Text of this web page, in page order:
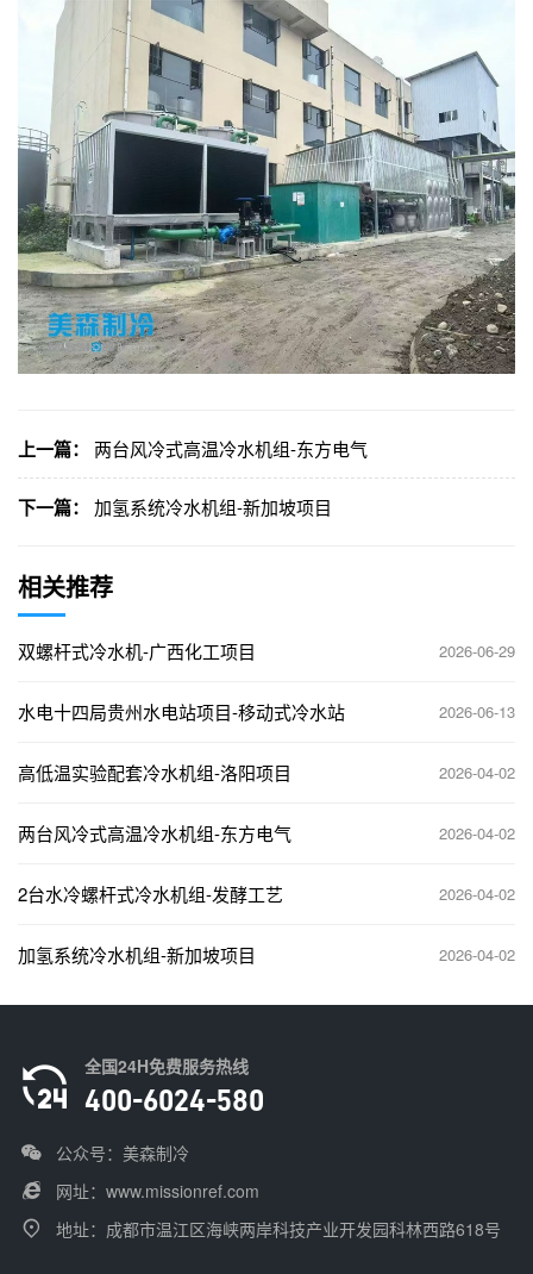
上一篇： 两台风冷式高温冷水机组-东方电气
下一篇： 加氢系统冷水机组-新加坡项目
相关推荐
双螺杆式冷水机-广西化工项目 2026-06-29
水电十四局贵州水电站项目-移动式冷水站 2026-06-13
高低温实验配套冷水机组-洛阳项目 2026-04-02
两台风冷式高温冷水机组-东方电气 2026-04-02
2台水冷螺杆式冷水机组-发酵工艺 2026-04-02
加氢系统冷水机组-新加坡项目 2026-04-02
全国24H免费服务热线
400-6024-580
公众号：美森制冷
网址： www.missionref.com
地址：成都市温江区海峡两岸科技产业开发园科林西路618号